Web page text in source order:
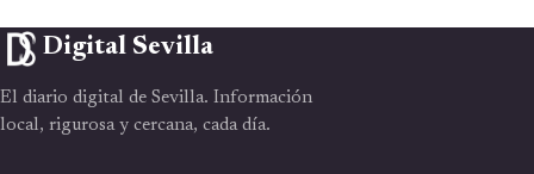
Digital Sevilla
El diario digital de Sevilla. Información
local, rigurosa y cercana, cada día.